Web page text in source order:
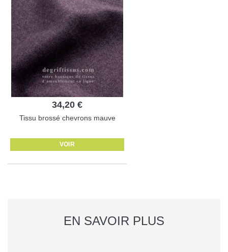
34,20 €
Tissu brossé chevrons mauve
VOIR
EN SAVOIR PLUS